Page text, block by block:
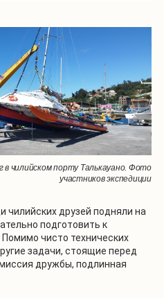
чилийском порту Талькауано. Фото
участников экспедиции
друзей подняли на
подготовить к
чисто технических
задачи, стоящие перед
дружбы, подлинная